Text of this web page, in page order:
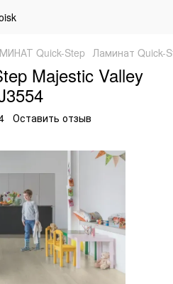
Quick-Step Ламинат Quick-
Majestic Valley
Оставить отзыв